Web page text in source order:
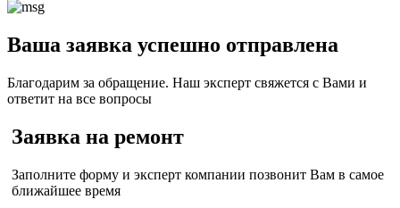
Ваша заявка успешно отправлена
Благодарим за обращение. Наш эксперт свяжется с Вами и
ответит на все вопросы
Заявка на ремонт
Заполните форму и эксперт компании позвонит Вам в самое
ближайшее время